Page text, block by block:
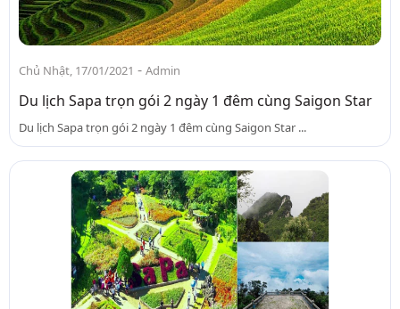
Chủ Nhật, 17/01/2021 - Admin
Du lịch Sapa trọn gói 2 ngày 1 đêm cùng Saigon Star
Du lịch Sapa trọn gói 2 ngày 1 đêm cùng Saigon Star ...